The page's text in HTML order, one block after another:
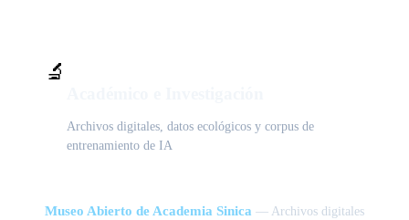
🔬
Archivos digitales, datos ecológicos y corpus de
entrenamiento de IA
Museo Abierto de Academia Sinica — Archivos digitales